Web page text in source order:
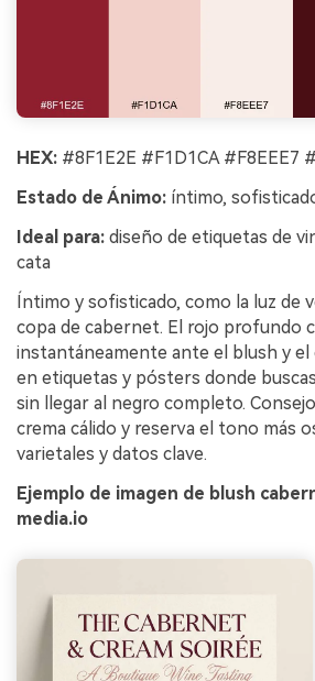
HEX: #8F1E2E #F1D1CA #F8EEE7
Estado de Ánimo: íntimo,
Ideal para: diseño de etiquetas de
cata
Íntimo y sofisticado, como la luz de
copa de cabernet. El rojo profundo
instantáneamente ante el blush y el
en etiquetas y pósters donde
sin llegar al negro completo.
crema cálido y reserva el tono más
varietales y datos clave.
Ejemplo de imagen de blush
media.io